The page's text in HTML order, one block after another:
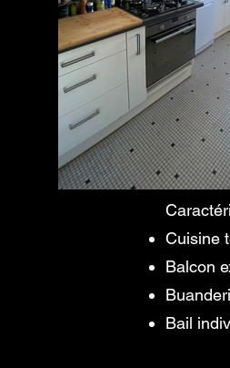
Cuisine
Balcon
Bail